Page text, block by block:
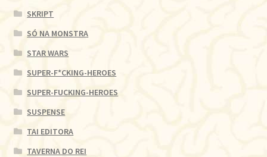
SKRIPT
SÓ NA MONSTRA
STAR WARS
SUPER-F*CKING-HEROES
SUPER-FUCKING-HEROES
SUSPENSE
TAI EDITORA
TAVERNA DO REI